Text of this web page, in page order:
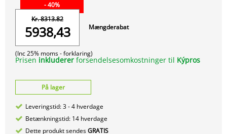
- 40%
Kr. 8313.82
5938,43
(Inc 25% moms -forklaring)
Mængderabat
Prisen inkluderer forsendelsesomkostninger til Kýpros
På lager
Leveringstid: 3 - 4 hverdage
Betænkningstid: 14 hverdage
Dette produkt sendesGRATIS